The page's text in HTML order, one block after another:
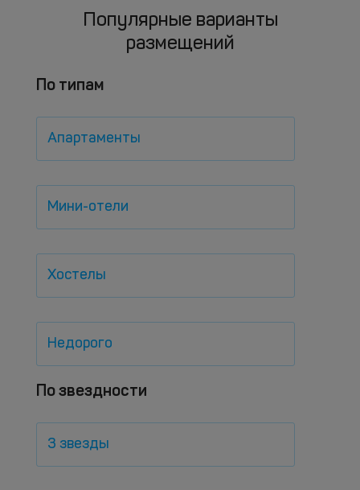
Популярные варианты
размещений
По типам
Апартаменты
Мини-отели
Хостелы
Недорого
По звездности
3 звезды